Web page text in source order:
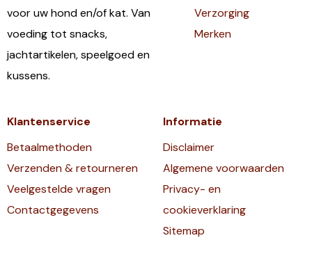
voor uw hond en/of kat. Van
voeding tot snacks,
jachtartikelen, speelgoed en
kussens.
Verzorging
Merken
Klantenservice
Betaalmethoden
Verzenden & retourneren
Veelgestelde vragen
Contactgegevens
Informatie
Disclaimer
Algemene voorwaarden
Privacy- en
cookieverklaring
Sitemap